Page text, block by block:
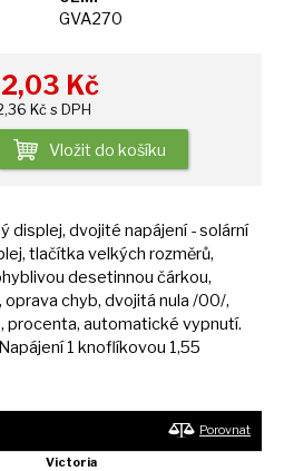
GVA270
Kč
Kč s DPH
Vložit do košíku
displej, dvojité napájení - solární
tlačítka velkých rozměrů,
desetinnou čárkou,
chyb, dvojitá nula /00/,
procenta, automatické vypnutí.
1 knoflíkovou 1,55
Porovnat
Victoria